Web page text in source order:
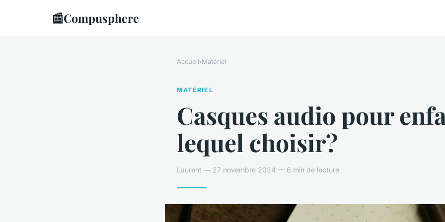
📰Compusphere
Accueil›Matériel
MATÉRIEL
Casques audio pour
lequel choisir?
Laurent — 27 novembre 2024 — 6 min de lecture